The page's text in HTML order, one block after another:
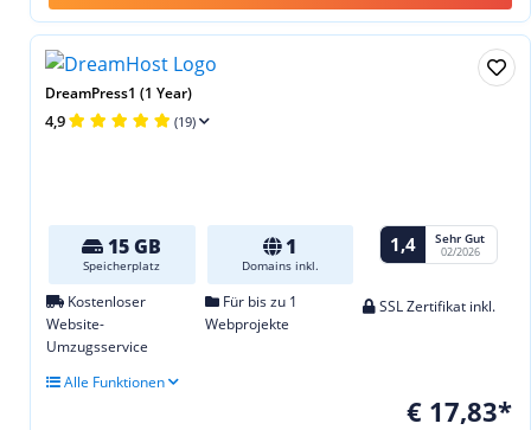
DreamPress1 (1 Year)
4,9 (19)
15 GB
Speicherplatz
1
Domains inkl.
1,4 Sehr Gut
02/2026
Kostenloser
Website-
Umzugsservice
Für bis zu 1
Webprojekte
SSL Zertifikat inkl.
Alle Funktionen
€ 17,83*